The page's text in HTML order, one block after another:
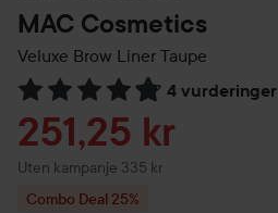
MAC Cosmetics
Veluxe Brow Liner Taupe
4 vurderinger
Gå til Vurderinger & anmeldelser
Tilbudspris
251,25 kr
Uten kampanje 335 kr
Combo Deal 25%